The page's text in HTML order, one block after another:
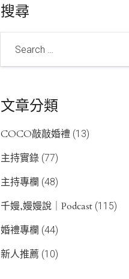
搜尋
文章分類
COCO敲敲婚禮 (13)
主持實錄 (77)
主持專欄 (48)
千嫚,嫚嫚說｜Podcast (115)
婚禮專欄 (44)
新人推薦 (10)